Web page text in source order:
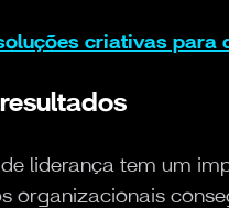
criativas para
liderança tem um
organizacionais